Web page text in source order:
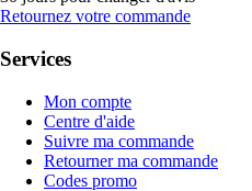
Retournez votre commande
Services
Mon compte
Centre d'aide
Suivre ma commande
Retourner ma commande
Codes promo